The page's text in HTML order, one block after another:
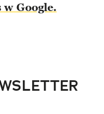
Google.